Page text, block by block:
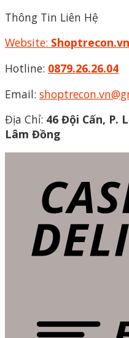
Thông Tin Liên Hệ
Website: Shoptrecon.vn
Hotline: 0879.26.26.04
Email:
Địa Chỉ: 46 Đội Cấn, P.
Lâm Đồng